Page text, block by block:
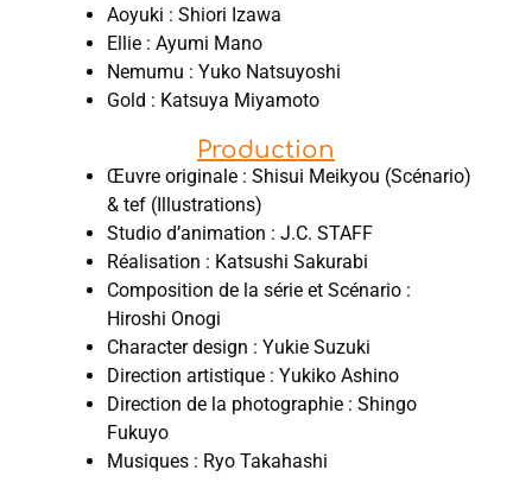
Aoyuki : Shiori Izawa
Ellie : Ayumi Mano
Nemumu : Yuko Natsuyoshi
Gold : Katsuya Miyamoto
Production
Œuvre originale : Shisui Meikyou (Scénario)
& tef (Illustrations)
Studio d’animation : J.C. STAFF
Réalisation : Katsushi Sakurabi
Composition de la série et Scénario :
Hiroshi Onogi
Character design : Yukie Suzuki
Direction artistique : Yukiko Ashino
Direction de la photographie : Shingo
Fukuyo
Musiques : Ryo Takahashi